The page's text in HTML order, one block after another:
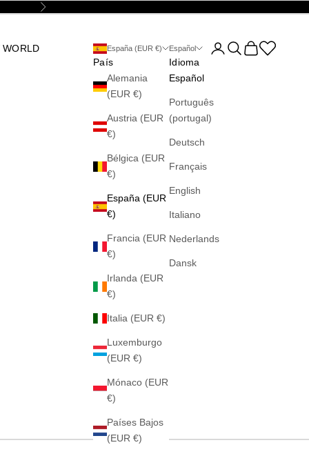
Siguiente
WORLD España (EUR €)
País
Alemania
(EUR €)
Austria (EUR
€)
Bélgica (EUR
€)
España (EUR
€)
Francia (EUR
€)
Irlanda (EUR
€)
Italia (EUR €)
Luxemburgo
(EUR €)
Mónaco (EUR
€)
Países Bajos
(EUR €)
Español
Idioma
Español
Português
(portugal)
Deutsch
Français
English
Italiano
Nederlands
Dansk
Abrir página de la
Abrir búsqueda
Abrir cesta
Abrir la